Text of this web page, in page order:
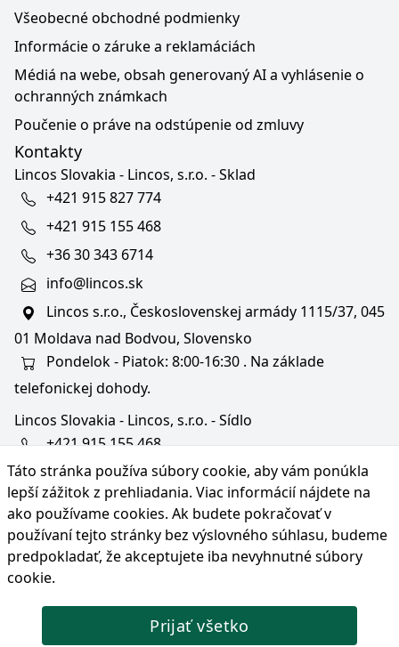
Táto stránka používa súbory cookie, aby vám ponúkla
lepší zážitok z prehliadania. Viac informácií nájdete na
ako používame cookies. Ak budete pokračovať v
používaní tejto stránky bez výslovného súhlasu, budeme
predpokladať, že akceptujete iba nevyhnutné súbory
cookie.
Prijať všetko
Všeobecné obchodné podmienky
Informácie o záruke a reklamáciách
Médiá na webe, obsah generovaný AI a vyhlásenie o
ochranných známkach
Poučenie o práve na odstúpenie od zmluvy
Kontakty
Lincos Slovakia - Lincos, s.r.o. - Sklad
+421 915 827 774
+421 915 155 468
+36 30 343 6714
info@lincos.sk
Lincos s.r.o., Československej armády 1115/37, 045
01 Moldava nad Bodvou, Slovensko
Pondelok - Piatok: 8:00-16:30 . Na základe
telefonickej dohody.
Lincos Slovakia - Lincos, s.r.o. - Sídlo
+421 915 155 468
+36/30 343 6714
bratislava@lincos.sk
Lincos s.r.o., Rustaveliho 4, 831 06 Bratislava - m. č.
Rača, Slovensko
Iba sídlo firmy